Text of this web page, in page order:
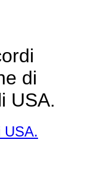
di
USA.
USA.